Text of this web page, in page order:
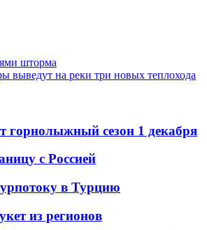
шторма
выведут на реки три новых теплохода
горнолыжный сезон 1 декабря
с Россией
в Турцию
из регионов